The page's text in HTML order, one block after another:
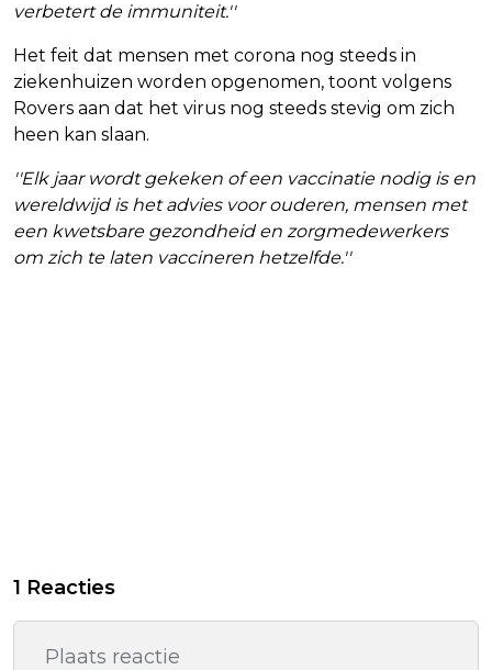
verbetert de immuniteit.''
Het feit dat mensen met corona nog steeds in
ziekenhuizen worden opgenomen, toont volgens
Rovers aan dat het virus nog steeds stevig om zich
heen kan slaan.
''Elk jaar wordt gekeken of een vaccinatie nodig is en
wereldwijd is het advies voor ouderen, mensen met
een kwetsbare gezondheid en zorgmedewerkers
om zich te laten vaccineren hetzelfde.''
1 Reacties